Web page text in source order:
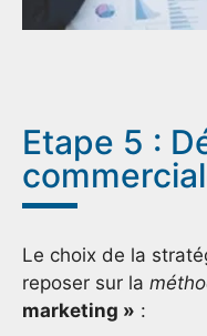
Etape 5 :
Le choix de la
reposer sur la
marketing » :